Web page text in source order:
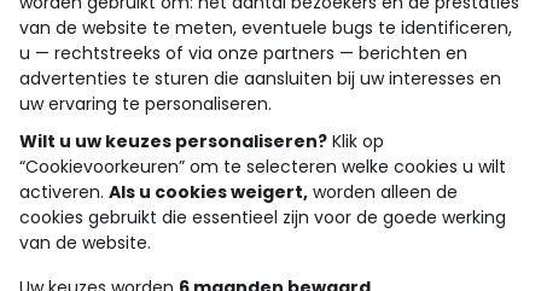
hulp nodig
loyalty club
onze catalogus
Algemene verkoop en gebruiksvoorwaarden
Privacybeleid
van de website te meten, eventuele bugs te identificeren,
u — rechtstreeks of via onze partners — berichten en
advertenties te sturen die aansluiten bij uw interesses en
uw ervaring te personaliseren.
Wilt u uw keuzes personaliseren? Klik op
“Cookievoorkeuren” om te selecteren welke cookies u wilt
activeren. Als u cookies weigert, worden alleen de
cookies gebruikt die essentieel zijn voor de goede werking
van de website.